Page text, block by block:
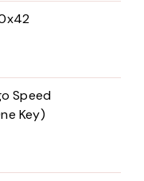
Speed
Key)